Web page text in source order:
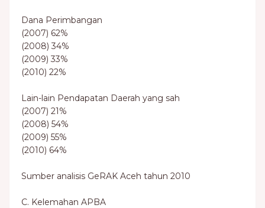
Dana Perimbangan
(2007) 62%
(2008) 34%
(2009) 33%
(2010) 22%
Lain-lain Pendapatan Daerah yang sah
(2007) 21%
(2008) 54%
(2009) 55%
(2010) 64%
Sumber analisis GeRAK Aceh tahun 2010
C. Kelemahan APBA